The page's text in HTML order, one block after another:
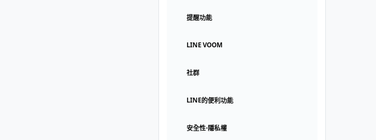
提醒功能
LINE VOOM
社群
LINE的便利功能
安全性⋅隱私權